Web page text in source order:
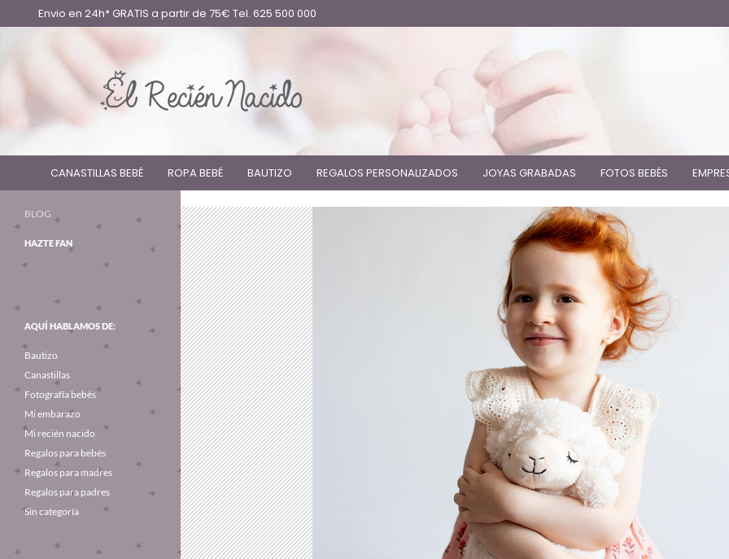
Envio en 24h* GRATIS a partir de 75€ Tel. 625 500 000
CANASTILLAS BEBÉ ROPA BEBÉ BAUTIZO REGALOS PERSONALIZADOS JOYAS GRABADAS FOTOS BEBÉS
BLOG
HAZTE FAN
AQUÍ HABLAMOS DE:
Bautizo
Canastillas
Fotografía bebés
Mi embarazo
Mi recién nacido
Regalos para bebés
Regalos para madres
Regalos para padres
Sin categoría